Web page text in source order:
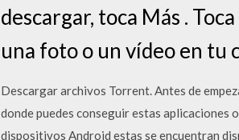
descargar, toca Más .
una foto o un vídeo en tu
Descargar archivos Torrent. Antes de
donde puedes conseguir estas aplicaciones
dispositivos Android estas se encuentran